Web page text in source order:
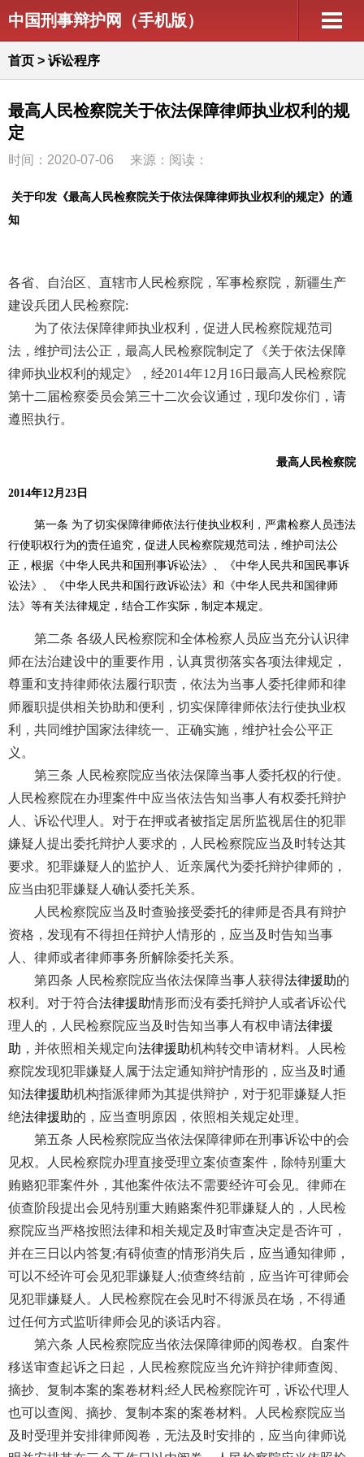
中国刑事辩护网（手机版）
首页 > 诉讼程序
最高人民检察院关于依法保障律师执业权利的规
定
时间：2020-07-06 来源：阅读：
关于印发《最高人民检察院关于依法保障律师执业权利的规定》的通
知
各省、自治区、直辖市人民检察院，军事检察院，新疆生产
建设兵团人民检察院:
为了依法保障律师执业权利，促进人民检察院规范司
法，维护司法公正，最高人民检察院制定了《关于依法保障
律师执业权利的规定》，经2014年12月16日最高人民检察院
第十二届检察委员会第三十二次会议通过，现印发你们，请
遵照执行。
最高人民检察院
2014年12月23日
第一条 为了切实保障律师依法行使执业权利，严肃检察人员违法
行使职权行为的责任追究，促进人民检察院规范司法，维护司法公
正，根据《中华人民共和国 刑事诉讼法》、《中华人民共和国民事诉
讼法》、《中华人民共和国行政诉讼法》和《中华人民共和国律师
法》等有关法律规定，结合工作实际，制定本规定。
第二条 各级人民检察院和全体检察人员应当充分认识律
师在法治建设中的重要作用，认真贯彻落实各项法律规定，
尊重和支持律师依法履行职责，依法为当事人委托律师和律
师履职提供相关协助和便利，切实保障律师依法行使执业权
利，共同维护国家法律统一、正确实施，维护社会公平正
义。
第三条 人民检察院应当依法保障当事人委托权的行使。
人民检察院在办理案件中应当依法告知当事人有权委托辩护
人、诉讼代理人。对于在押或者被指定居所监视居住的犯罪
嫌疑人提出委托辩护人要求的，人民检察院应当及时转达其
要求。犯罪嫌疑人的监护人、近亲属代为委托辩护律师的，
应当由犯罪嫌疑人确认委托关系。
人民检察院应当及时查验接受委托的律师是否具有辩护
资格，发现有不得担任辩护人情形的，应当及时告知当事
人、律师或者律师事务所解除委托关系。
第四条 人民检察院应当依法保障当事人获得法律援助的
权利。对于符合法律援助情形而没有委托辩护人或者诉讼代
理人的，人民检察院应当及时告知当事人有权申请法律援
助 ，并依照相关规定向法律援助机构转交申请材料。人民检
察院发现犯罪嫌疑人属于法定通知辩护情形的，应当及时通
知法律援助机构指派律师为其提供辩护，对于犯罪嫌疑人拒
绝法律援助的，应当查明原因，依照相关规定处理。
第五条 人民检察院应当依法保障律师在刑事诉讼中的会
见权。人民检察院办理直接受理立案侦查案件，除特别重大
贿赂犯罪案件外，其他案件依法不需要经许可会见。律师在
侦查阶段提出会见特别重大贿赂案件犯罪嫌疑人的，人民检
察院应当严格按照法律和相关规定及时审查决定是否许可，
并在三日以内答复;有碍侦查的情形消失后，应当通知律师，
可以不经许可会见犯罪嫌疑人;侦查终结前，应当许可律师会
见犯罪嫌疑人。人民检察院在会见时不得派员在场，不得通
过任何方式监听律师会见的谈话内容。
第六条 人民检察院应当依法保障律师的阅卷权。自案件
移送审查起诉之日起，人民检察院应当允许辩护律师查阅、
摘抄、复制本案的案卷材料;经人民检察院许可，诉讼代理人
也可以查阅、摘抄、复制本案的案卷材料。人民检察院应当
及时受理并安排律师阅卷，无法及时安排的，应当向律师说